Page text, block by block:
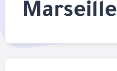
Marseille